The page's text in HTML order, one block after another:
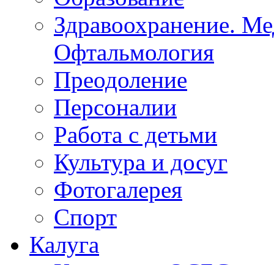
Здравоохранение.
Офтальмология
Преодоление
Персоналии
Работа с детьми
Культура и досуг
Фотогалерея
Спорт
Калуга